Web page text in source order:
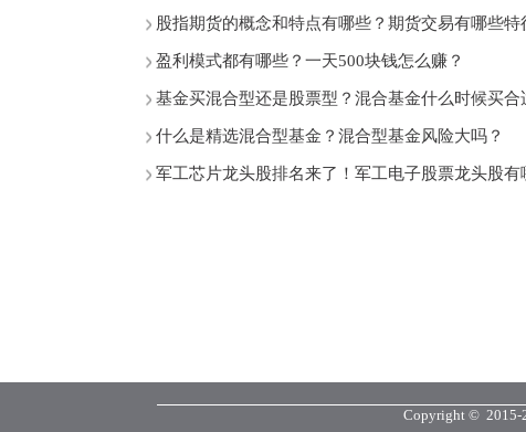
股指期货的概念和特点有哪些？期货交易有哪些特
盈利模式都有哪些？一天500块钱怎么赚？
基金买混合型还是股票型？混合基金什么时候买合
什么是精选混合型基金？混合型基金风险大吗？
军工芯片龙头股排名来了！军工电子股票龙头股有
Copyright © 2015-